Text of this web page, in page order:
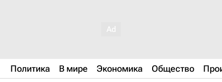
Политика В мире Экономика Общество